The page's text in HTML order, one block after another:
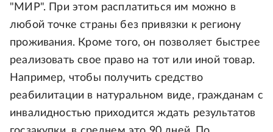
"МИР". При этом расплатиться им можно в
любой точке страны без привязки к региону
проживания. Кроме того, он позволяет быстрее
реализовать свое право на тот или иной товар.
Например, чтобы получить средство
реабилитации в натуральном виде, гражданам с
инвалидностью приходится ждать результатов